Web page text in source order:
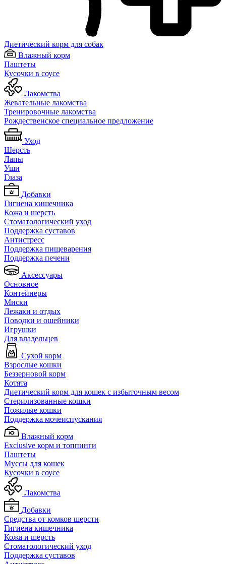
Диетический корм для собак
Влажный корм
Паштеты
Кусочки в соусе
Лакомства
Жевательные лакомства
Тренировочные лакомства
Рождественское специальное предложение
Уход
Шерсть
Лапы
Уши
Глаза
Добавки
Гигиена кишечника
Кожа и шерсть
Cтоматологический уход
Поддержка суставов
Антистресс
Поддержка пищеварения
Поддержка печени
Аксессуары
Основное
Контейнеры
Миски
Лежаки и отдых
Поводки и ошейники
Игрушки
Для владельцев
Сухой корм
Взрослые кошки
Беззерновой корм
Котята
Диетический корм для кошек с избыточным весом
Стерилизованные кошки
Пожилые кошки
Поддержка мочеиспускания
Влажный корм
Exclusive корм и топпинги
Паштеты
Муссы для кошек
Кусочки в соусе
Лакомства
Добавки
Средства от комков шерсти
Гигиена кишечника
Кожа и шерсть
Cтоматологический уход
Поддержка суставов